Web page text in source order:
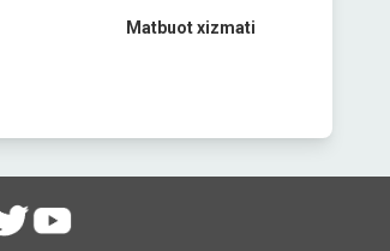
Matbuot xizmati